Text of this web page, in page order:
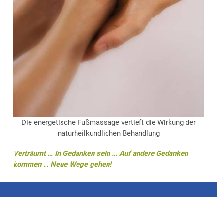
Die energetische Fußmassage vertieft die Wirkung der
naturheilkundlichen Behandlung
Verträumt … In Gedanken sein … Auf andere Gedanken
kommen … Neue Wege gehen!